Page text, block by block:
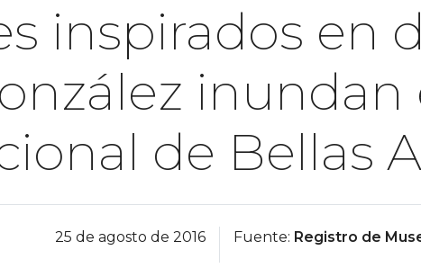
inspirados en
inundan
de Bellas
25 de agosto de 2016 Fuente: Registro de